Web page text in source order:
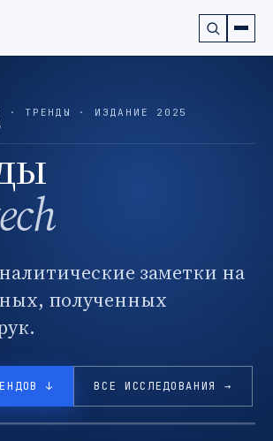
канал в Telegram (откроется в
· ТРЕНДЫ · ИЗДАНИЕ 2025
заметки на
полученных
↓ ВСЕ ИССЛЕДОВАНИЯ →